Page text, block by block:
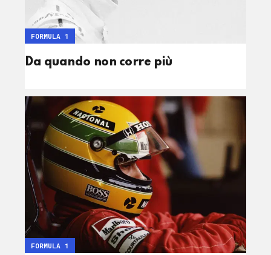
Da quando non corre più
FORMULA 1
FORMULA 1